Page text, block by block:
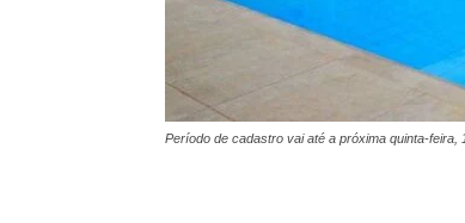
Período de cadastro vai até a próxima quinta-